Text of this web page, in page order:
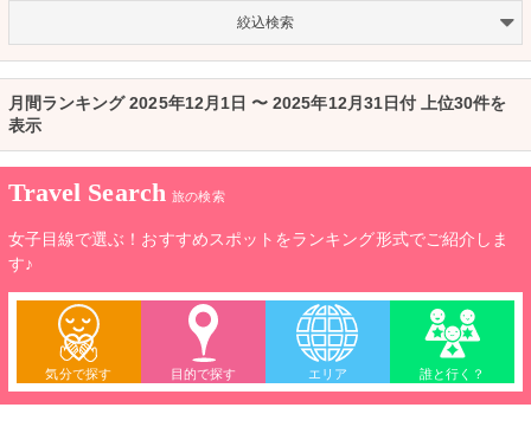
絞込検索
月間ランキング 2025年12月1日 〜 2025年12月31日付 上位30件を
表示
Travel Search 旅の検索
女子目線で選ぶ！おすすめスポットをランキング形式でご紹介しま
す♪
気分で探す 目的で探す エリア 誰と行く？